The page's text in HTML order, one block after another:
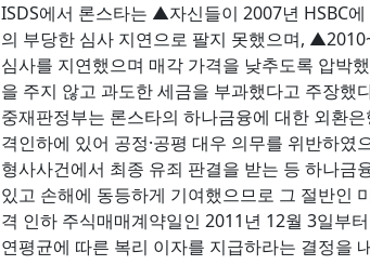
ISDS에서 론스타는 ▲자신들이 2007년 HSBC
의 부당한 심사 지연으로 팔지 못했으며,
심사를 지연했으며 매각 가격을 낮추도록 압박
을 주지 않고 과도한 세금을 부과했다고 주장했
중재판정부는 론스타의 하나금융에 대한 외환
격인하에 있어 공정·공평 대우 의무를 위반하
형사사건에서 최종 유죄 판결을 받는 등 하나금
있고 손해에 동등하게 기여했으므로 그 절반인
격 인하 주식매매계약일인 2011년 12월 3일부
연평균에 따른 복리 이자를 지급하라는 결정을